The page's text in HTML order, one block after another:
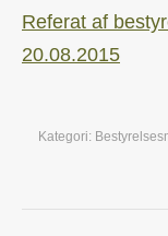
Referat af
20.08.2015
Kategori: